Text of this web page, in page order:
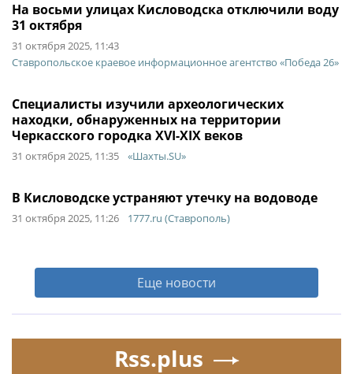
На восьми улицах Кисловодска отключили воду
31 октября
31 октября 2025, 11:43
Ставропольское краевое информационное агентство «Победа 26»
Специалисты изучили археологических
находки, обнаруженных на территории
Черкасского городка XVI-XIX веков
31 октября 2025, 11:35 «Шахты.SU»
В Кисловодске устраняют утечку на водоводе
31 октября 2025, 11:26 1777.ru (Ставрополь)
Еще новости
Rss.plus